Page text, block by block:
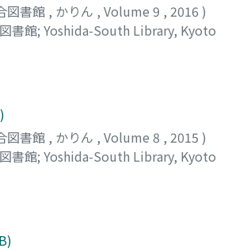
図書館 , かりん , Volume 9 , 2016 )
書館; Yoshida-South Library, Kyoto
図書館 , かりん , Volume 8 , 2015 )
書館; Yoshida-South Library, Kyoto